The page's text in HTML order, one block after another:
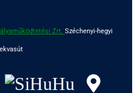
Zrt. Széchenyi-hegyi
SiHuHu